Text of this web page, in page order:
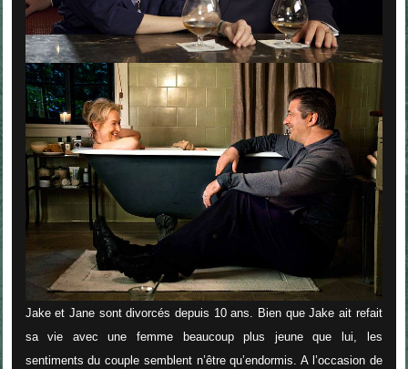
Jake et Jane sont divorcés depuis 10 ans. Bien que Jake ait refait
sa vie avec une femme beaucoup plus jeune que lui, les
sentiments du couple semblent n’être qu’endormis. A l’occasion de